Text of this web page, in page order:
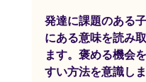
発達に課題のある
にある意味を読み
ます。褒める機会
すい方法を意識しま